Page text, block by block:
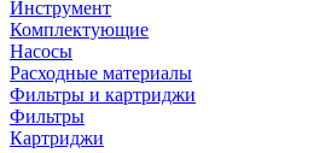
Инструмент
Комплектующие
Насосы
Расходные материалы
Фильтры и картриджи
Фильтры
Картриджи